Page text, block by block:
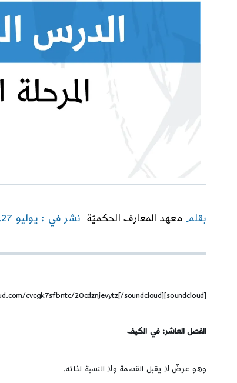
بقلم معهد المعارف الحكميّة نشر في : يوليو 27, 2016
[soundcloud]https://soundcloud.com/cvcgk7sfbntc/20cdznjevytz[/soundcloud]
الفصل العاشر: في الكيف
وهو عرضٌ لا يقبل القسمة ولا النسبة لذاته.